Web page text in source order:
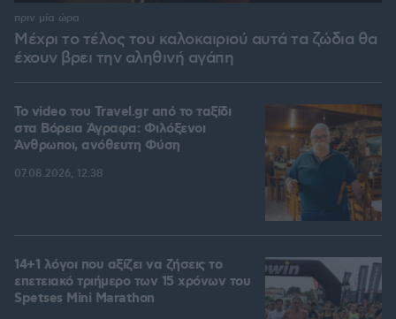
Μέχρι το τέλος του καλοκαιριού αυτά τα ζώδια θα
έχουν βρει την αληθινή αγάπη
πριν μία ώρα
To video του Travel.gr από το ταξίδι
στα Βόρεια Άγραφα: Φιλόξενοι
Άνθρωποι, ανόθευτη Φύση
07.08.2026, 12:38
14+1 λόγοι που αξίζει να ζήσεις το
επετειακό τριήμερο των 15 χρόνων του
Spetses Mini Marathon